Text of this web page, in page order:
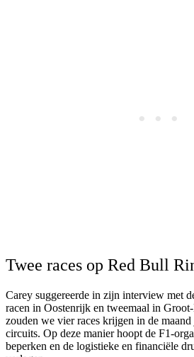
Twee races op Red Bull
Carey suggereerde in zijn interview met
racen in Oostenrijk en tweemaal in
zouden we vier races krijgen in de
circuits. Op deze manier hoopt de F1-
beperken en de logistieke en financiële